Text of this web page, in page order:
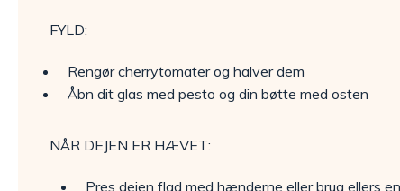
FYLD:
Rengør cherrytomater og halver dem
Åbn dit glas med pesto og din bøtte med osten
NÅR DEJEN ER HÆVET:
Pres dejen flad med hænderne eller brug ellers